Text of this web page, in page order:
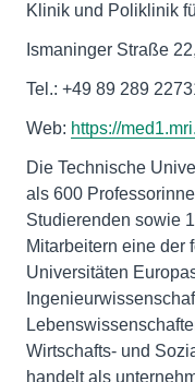
Klinik und Poliklinik
Ismaninger Straße
Tel.: +49 89 289
Web: https://
Die Technische
als 600
Studierenden sowie
Mitarbeitern eine der
Universitäten
Wirtschafts- und
handelt als